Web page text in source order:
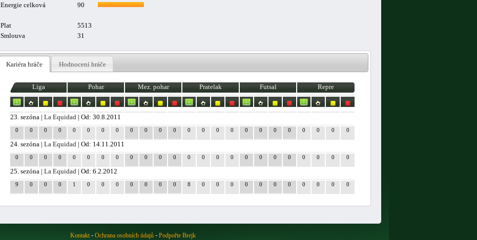
Energie celková
90
Plat
5513
Smlouva
31
Kariéra hráče Hodnocení hráče
Liga Pohar Mez. pohar Pratelak Futsal Repre
23. sezóna |La Equidad | Od: 30.8.2011
0 0 0 0 0 0 0 0 0 0 0 0 0 0 0 0 0 0 0 0 0 0 0 0
24. sezóna |La Equidad | Od: 14.11.2011
0 0 0 0 0 0 0 0 0 0 0 0 0 0 0 0 0 0 0 0 0 0 0 0
25. sezóna |La Equidad | Od: 6.2.2012
9 0 0 0 1 0 0 0 0 0 0 0 8 0 0 0 0 0 0 0 0 0 0 0
Kontakt- Ochrana osobních údajů- Podpořte Brejk